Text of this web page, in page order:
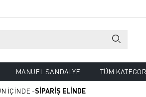
MANUEL SANDALYE TÜM
İÇİNDE -SİPARİŞ ELİNDE